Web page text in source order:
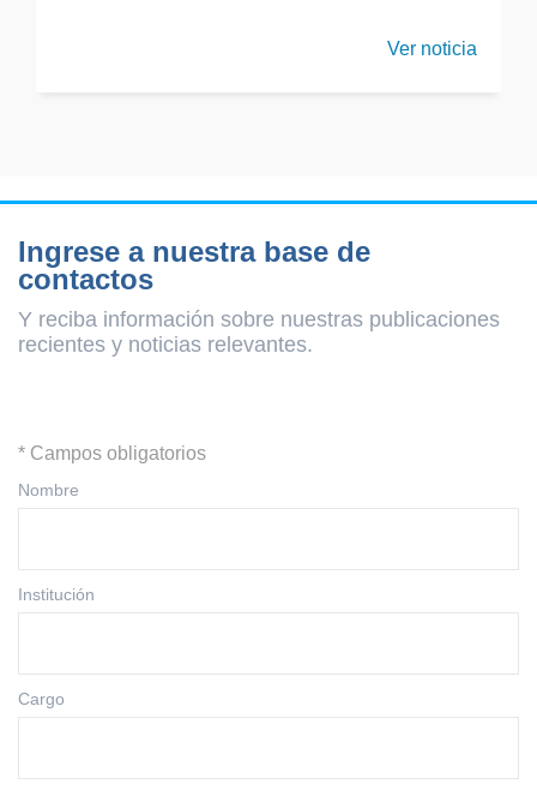
Ver noticia
Ingrese a nuestra base de
contactos
Y reciba información sobre nuestras publicaciones
recientes y noticias relevantes.
* Campos obligatorios
Nombre
Institución
Cargo